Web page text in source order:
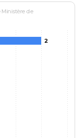
Ministère de
2